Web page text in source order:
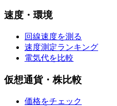
速度・環境
回線速度を測る
速度測定ランキング
電気代を比較
仮想通貨・株比較
価格をチェック